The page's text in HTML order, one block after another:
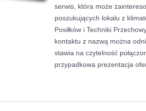
serwis, która może
poszukujących lokalu z
Posiłków i Techniki
kontaktu z nazwą można
stawia na czytelność
przypadkowa prezentacja